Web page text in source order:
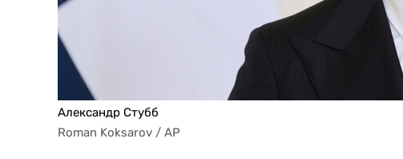
Александр Стубб
Roman Koksarov / AP